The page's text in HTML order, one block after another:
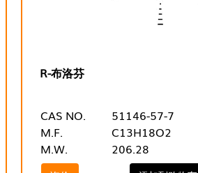
R-布洛芬
CAS NO.
51146-57-7
M.F.
C13H18O2
M.W.
206.28